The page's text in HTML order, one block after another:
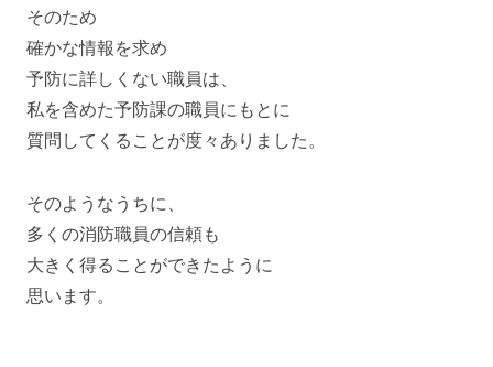
そのため
確かな情報を求め
予防に詳しくない職員は、
私を含めた予防課の職員にもとに
質問してくることが度々ありました。
そのようなうちに、
多くの消防職員の信頼も
大きく得ることができたように
思います。